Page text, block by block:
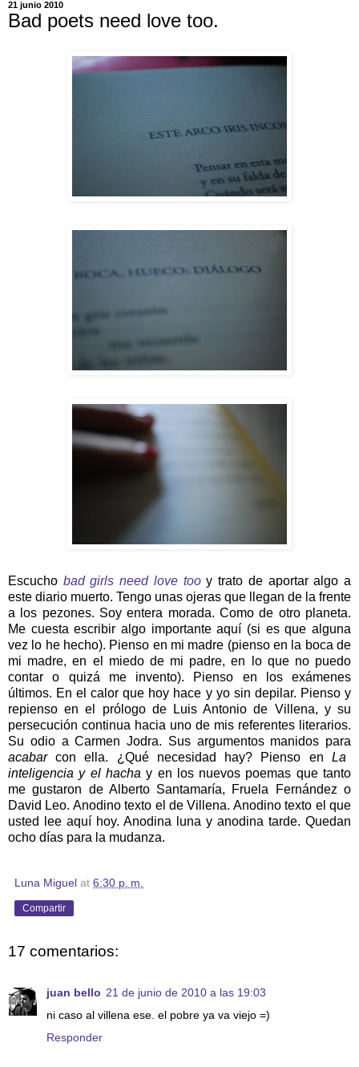
21 junio 2010
Bad poets need love too.
Escucho bad girls need love too y trato de aportar algo a
este diario muerto. Tengo unas ojeras que llegan de la frente
a los pezones. Soy entera morada. Como de otro planeta.
Me cuesta escribir algo importante aquí (si es que alguna
vez lo he hecho). Pienso en mi madre (pienso en la boca de
mi madre, en el miedo de mi padre, en lo que no puedo
contar o quizá me invento). Pienso en los exámenes
últimos. En el calor que hoy hace y yo sin depilar. Pienso y
repienso en el prólogo de Luis Antonio de Villena, y su
persecución continua hacia uno de mis referentes literarios.
Su odio a Carmen Jodra. Sus argumentos manidos para
acabarcon ella. ¿Qué necesidad hay? Pienso en La
inteligencia y el hacha y en los nuevos poemas que tanto
me gustaron de Alberto Santamaría, Fruela Fernández o
David Leo. Anodino texto el de Villena. Anodino texto el que
usted lee aquí hoy. Anodina luna y anodina tarde. Quedan
ocho días para la mudanza.
Luna Miguel at 6:30 p. m.
Compartir
17 comentarios:
juan bello 21 de junio de 2010 a las 19:03
ni caso al villena ese. el pobre ya va viejo =)
Responder